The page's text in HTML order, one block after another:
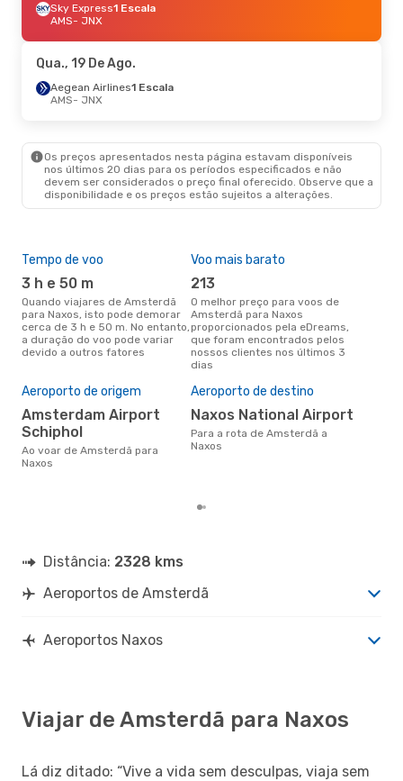
Sky Express1 Escala
AMS- JNX
Qua., 19 De Ago.
Aegean Airlines1 Escala
AMS- JNX
Os preços apresentados nesta página estavam disponíveis
nos últimos 20 dias para os períodos especificados e não
devem ser considerados o preço final oferecido. Observe que a
disponibilidade e os preços estão sujeitos a alterações.
Tempo de voo
3 h e 50 m
Quando viajares de Amsterdã
para Naxos, isto pode demorar
cerca de 3 h e 50 m. No entanto,
a duração do voo pode variar
devido a outros fatores
Voo mais barato
213
O melhor preço para voos de
Amsterdã para Naxos
proporcionados pela eDreams,
que foram encontrados pelos
nossos clientes nos últimos 3
dias
Aeroporto de origem
Amsterdam Airport
Schiphol
Ao voar de Amsterdã para
Naxos
Aeroporto de destino
Naxos National Airport
Para a rota de Amsterdã a
Naxos
Distância: 2328 kms
Aeroportos de Amsterdã
Aeroportos Naxos
Viajar de Amsterdã para Naxos
Lá diz ditado: “Vive a vida sem desculpas, viaja sem